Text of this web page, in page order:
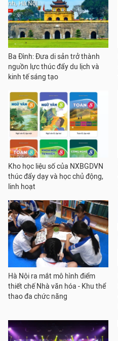
Ba Đình: Đưa di sản trở thành
nguồn lực thúc đẩy du lịch và
kinh tế sáng tạo
Kho học liệu số của NXBGDVN
thúc đẩy dạy và học chủ động,
linh hoạt
Hà Nội ra mắt mô hình điểm
thiết chế Nhà văn hóa - Khu thể
thao đa chức năng